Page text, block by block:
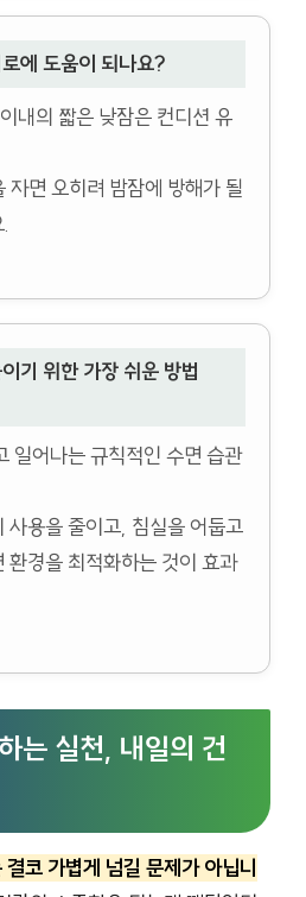
에 도움이 되나요?
내의 짧은 낮잠은 컨디션 유
면 오히려 밤잠에 방해가 될
기 위한 가장 쉬운 방법
일어나는 규칙적인 수면 습관
사용을 줄이고, 침실을 어둡고
환경을 최적화하는 것이 효과
는 실천, 내일의 건
코 가볍게 넘길 문제가 아닙니